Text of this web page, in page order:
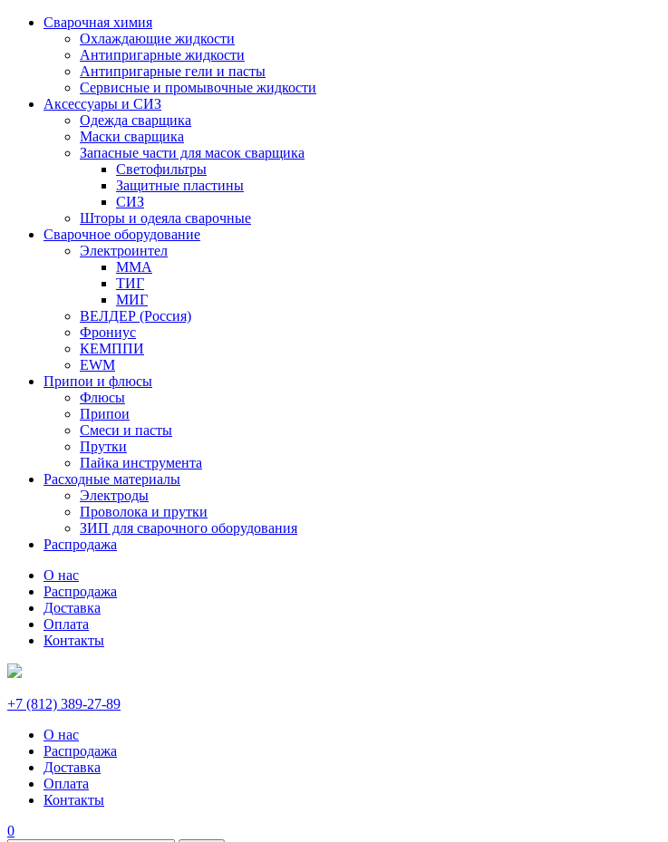
Сварочная химия
Охлаждающие жидкости
Антипригарные жидкости
Антипригарные гели и пасты
Сервисные и промывочные жидкости
Аксессуары и СИЗ
Одежда сварщика
Маски сварщика
Запасные части для масок сварщика
Светофильтры
Защитные пластины
СИЗ
Шторы и одеяла сварочные
Сварочное оборудование
Электроинтел
ММА
ТИГ
МИГ
ВЕЛДЕР (Россия)
Фрониус
КЕМППИ
EWM
Припои и флюсы
Флюсы
Припои
Смеси и пасты
Прутки
Пайка инструмента
Расходные материалы
Электроды
Проволока и прутки
ЗИП для сварочного оборудования
Распродажа
О нас
Распродажа
Доставка
Оплата
Контакты
+7 (812) 389-27-89
О нас
Распродажа
Доставка
Оплата
Контакты
0